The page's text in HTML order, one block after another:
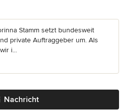
Stamm setzt bundesweit
private Auftraggeber um. Als
i...
Nachricht